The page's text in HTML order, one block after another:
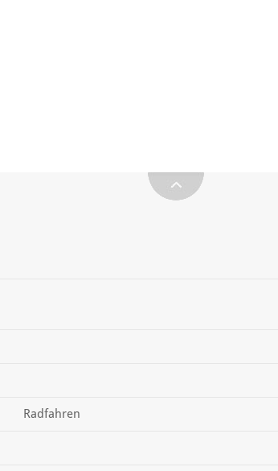
Radfahren